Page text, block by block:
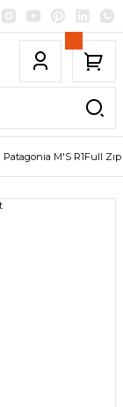
Patagonia M'S R1Full